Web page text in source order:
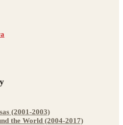
(2001-2003)
the World (2004-2017)